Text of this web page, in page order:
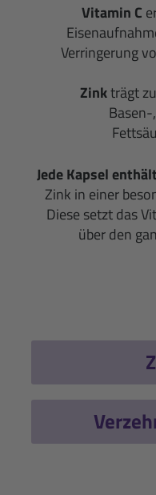
Vitamin C
Verringerung
Zinkträgt
Jede Kapsel enthält
Zink in einer
Diese setzt das
über den